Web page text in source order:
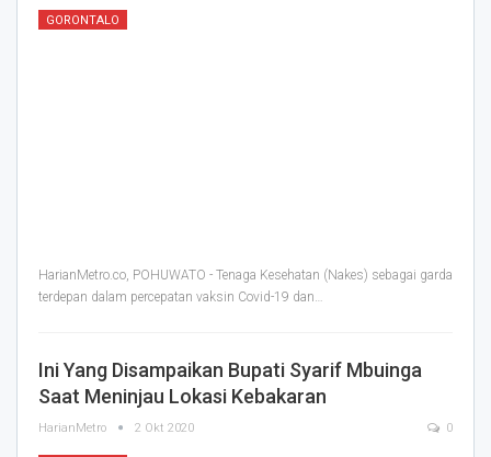
GORONTALO
HarianMetro.co, POHUWATO - Tenaga Kesehatan (Nakes) sebagai garda
terdepan dalam percepatan vaksin Covid-19 dan…
Ini Yang Disampaikan Bupati Syarif Mbuinga
Saat Meninjau Lokasi Kebakaran
HarianMetro 2 Okt 2020 0